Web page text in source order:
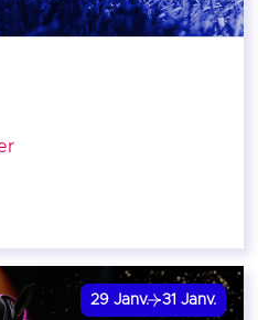
29 Janv. 31 Janv.